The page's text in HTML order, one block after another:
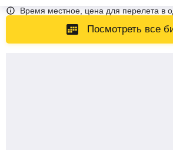
Время местное, цена для перелета в
Посмотреть все